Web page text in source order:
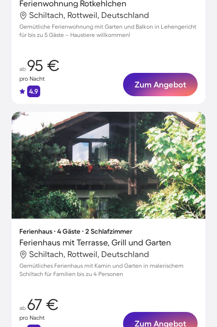
Ferienwohnung Rotkehlchen
Schiltach, Rottweil, Deutschland
Gemütliche Ferienwohnung mit Garten und Balkon in Lehengericht
für bis zu 5 Gäste – Haustiere willkommen!
ab 95 €
pro Nacht
4.9
Zum Angebot
Ferienhaus ∙ 4 Gäste ∙ 2 Schlafzimmer
Ferienhaus mit Terrasse, Grill und Garten
Schiltach, Rottweil, Deutschland
Gemütliches Ferienhaus mit Kamin und Garten in malerischem
Schiltach für Familien bis zu 4 Personen
ab 67 €
pro Nacht
Zum Angebot